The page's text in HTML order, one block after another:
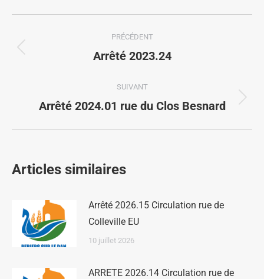
PRÉCÉDENT
Arrêté 2023.24
SUIVANT
Arrêté 2024.01 rue du Clos Besnard
Articles similaires
Arrêté 2026.15 Circulation rue de
Colleville EU
10 juillet 2026
ARRETE 2026.14 Circulation rue de